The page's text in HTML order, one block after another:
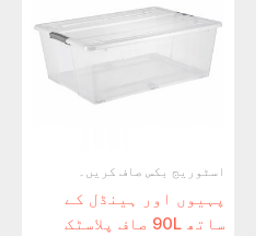
اسٹوریج بکس صاف کریں۔
پہیوں اور ہینڈل کے
ساتھ 90L صاف پلاسٹک